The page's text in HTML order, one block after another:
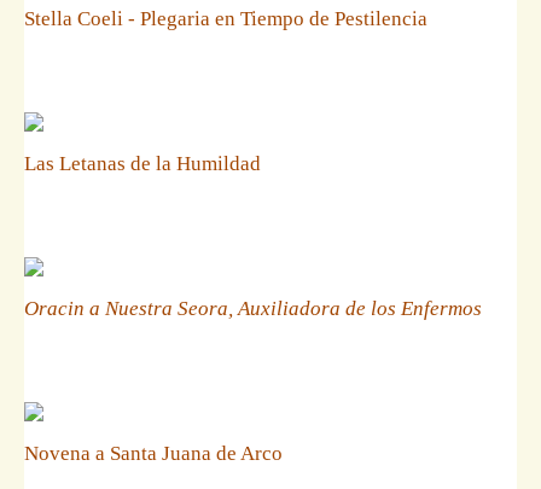
Stella Coeli - Plegaria en Tiempo de Pestilencia
Las Letanas de la Humildad
Oracin a Nuestra Seora, Auxiliadora de los Enfermos
Novena a Santa Juana de Arco